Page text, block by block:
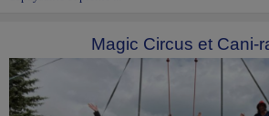
Magic Circus et Cani-